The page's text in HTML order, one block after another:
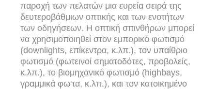
παροχή των πελατών μια ευρεία σειρά της
δευτεροβάθμιων οπτικής και των ενοτήτων
των οδηγήσεων. Η οπτική σπινθήρων μπορεί
να χρησιμοποιηθεί στον εμπορικό φωτισμό
(downlights, επίκεντρα, κ.λπ.), τον υπαίθριο
φωτισμό (φωτεινοί σηματοδότες, προβολείς,
κ.λπ.), το βιομηχανικό φωτισμό (highbays,
γραμμικά φω'τα, κ.λπ.), και τον κατοικημένο